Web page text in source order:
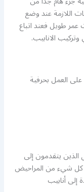
اللازمة عند وضع
طويل فعند اتباع
الانابيب.
العمل بحرفية
الذين يتقدمون إلى
كل شيء من المراحيض
أنابيب